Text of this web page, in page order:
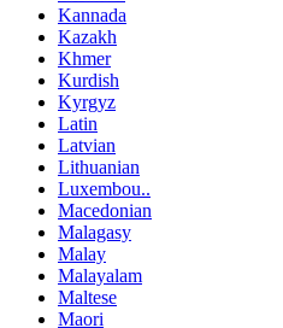
Kannada
Kazakh
Khmer
Kurdish
Kyrgyz
Latin
Latvian
Lithuanian
Luxembou..
Macedonian
Malagasy
Malay
Malayalam
Maltese
Maori